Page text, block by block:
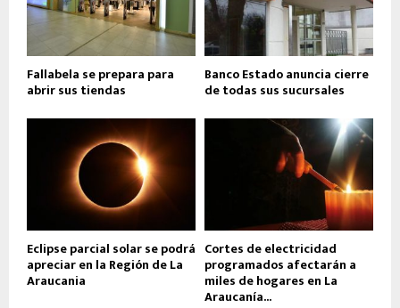
Fallabela se prepara para
abrir sus tiendas
Banco Estado anuncia cierre
de todas sus sucursales
Eclipse parcial solar se podrá
apreciar en la Región de La
Araucania
Cortes de electricidad
programados afectarán a
miles de hogares en La
Araucanía...